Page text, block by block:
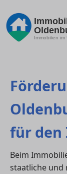
Immobilien im
für
Beim
staatliche und